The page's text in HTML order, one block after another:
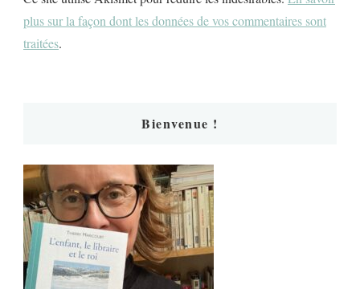
plus sur la façon dont les données de vos commentaires sont
traitées.
Bienvenue !